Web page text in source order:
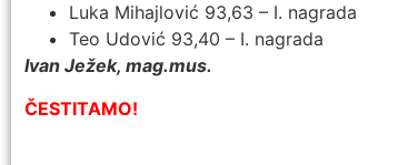
Luka Mihajlović 93,63 – I. nagrada
Teo Udović 93,40 – I. nagrada
Ivan Ježek, mag.mus.
ČESTITAMO!